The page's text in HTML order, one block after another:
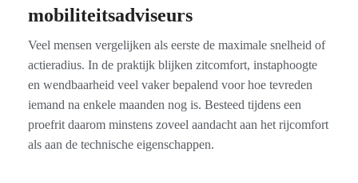
mobiliteitsadviseurs
Veel mensen vergelijken als eerste de maximale snelheid of
actieradius. In de praktijk blijken zitcomfort, instaphoogte
en wendbaarheid veel vaker bepalend voor hoe tevreden
iemand na enkele maanden nog is. Besteed tijdens een
proefrit daarom minstens zoveel aandacht aan het rijcomfort
als aan de technische eigenschappen.